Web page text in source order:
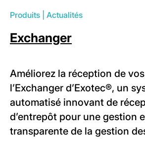
Produits Actualités
Exchanger
Améliorez la réception de
l’Exchanger d’Exotec®, un
automatisé innovant de
d’entrepôt pour une gestion
transparente de la gestion